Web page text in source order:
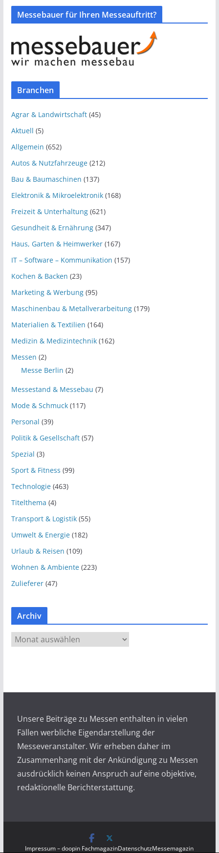
Messebauer für Ihren Messeauftritt?
Branchen
Agrar & Landwirtschaft(45)
Aktuell (5)
Allgemein (652)
Autos & Nutzfahrzeuge(212)
Bau & Baumaschinen (137)
Elektronik & Mikroelektronik(168)
Freizeit & Unterhaltung(621)
Gesundheit & Ernährung(347)
Haus, Garten & Heimwerker(167)
IT – Software – Kommunikation (157)
Kochen & Backen (23)
Marketing & Werbung(95)
Maschinenbau & Metallverarbeitung(179)
Materialien & Textilien (164)
Medizin & Medizintechnik(162)
Messen (2)
Messe Berlin (2)
Messestand & Messebau (7)
Mode & Schmuck(117)
Personal (39)
Politik & Gesellschaft(57)
Spezial (3)
Sport & Fitness (99)
Technologie(463)
Titelthema (4)
Transport & Logistik(55)
Umwelt & Energie(182)
Urlaub & Reisen (109)
Wohnen & Ambiente(223)
Zulieferer(47)
Archiv
r
Unsere Beiträge zu Messen enthalten in vielen
Fällen werbliche Eigendarstellung der
Messeveranstalter. Wir erheben daher im
Zusammenhang mit der Ankündigung zu Messen
ausdrücklich keinen Anspruch auf eine objektive,
redaktionelle Berichterstattung.
Impressum – doopin FachmagazinDatenschutzMessemagazin